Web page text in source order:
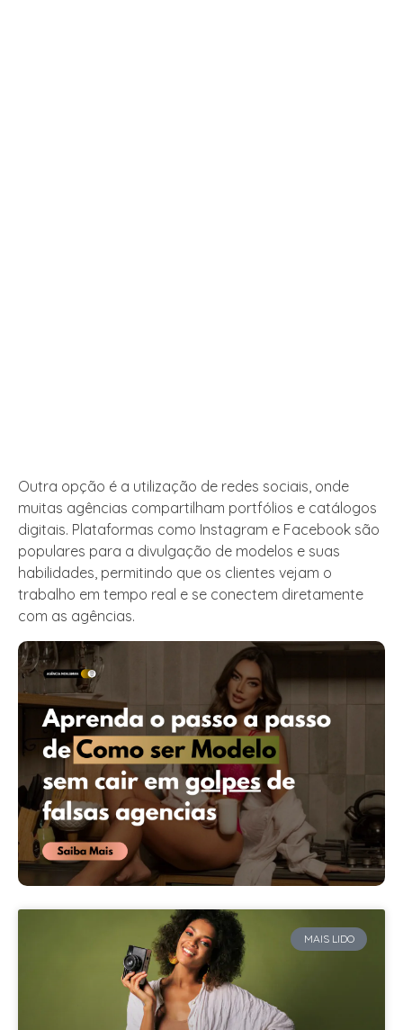
Outra opção é a utilização de redes sociais, onde
muitas agências compartilham portfólios e catálogos
digitais. Plataformas como Instagram e Facebook são
populares para a divulgação de modelos e suas
habilidades, permitindo que os clientes vejam o
trabalho em tempo real e se conectem diretamente
com as agências.
MAIS LIDO